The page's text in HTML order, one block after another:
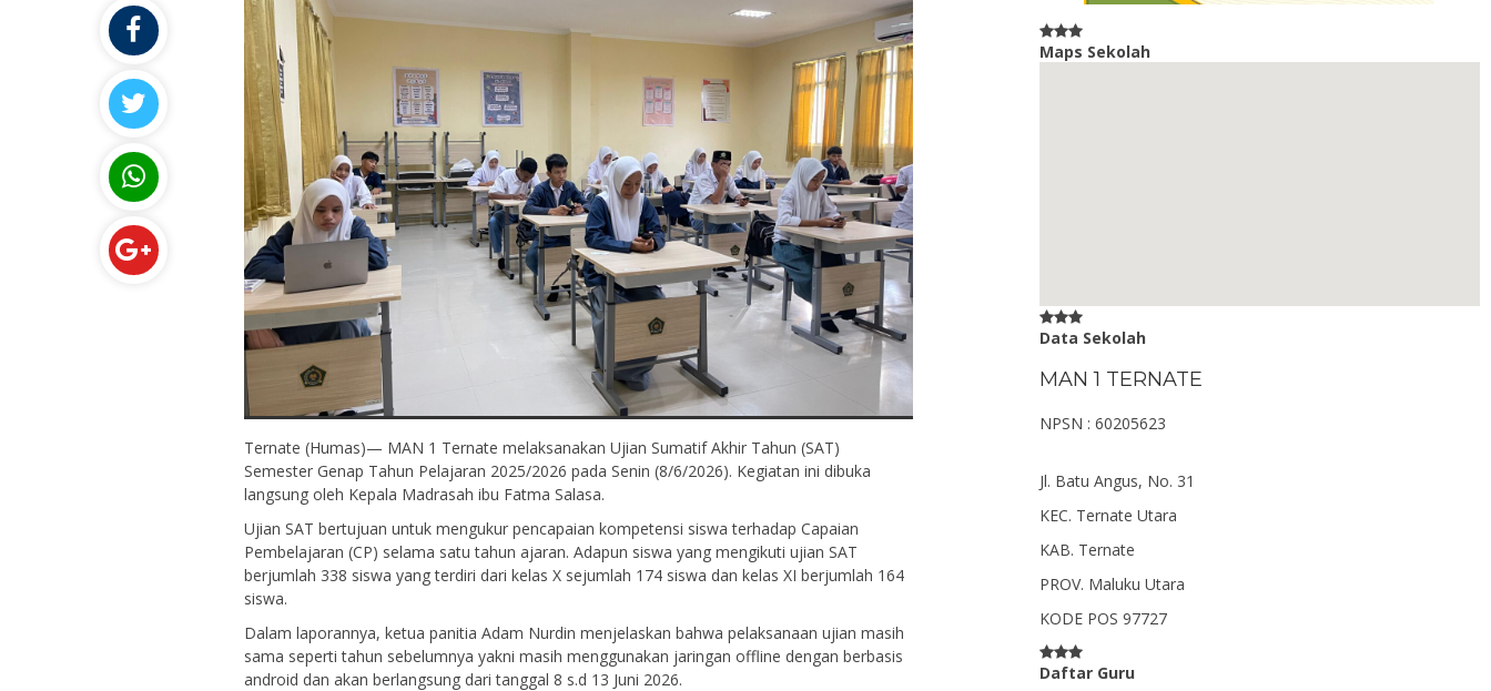
Ternate (Humas)— MAN 1 Ternate melaksanakan Ujian Sumatif Akhir Tahun (SAT)
Semester Genap Tahun Pelajaran 2025/2026 pada Senin (8/6/2026). Kegiatan ini dibuka
langsung oleh Kepala Madrasah ibu Fatma Salasa.
Ujian SAT bertujuan untuk mengukur pencapaian kompetensi siswa terhadap Capaian
Pembelajaran (CP) selama satu tahun ajaran. Adapun siswa yang mengikuti ujian SAT
berjumlah 338 siswa yang terdiri dari kelas X sejumlah 174 siswa dan kelas XI berjumlah 164
siswa.
Dalam laporannya, ketua panitia Adam Nurdin menjelaskan bahwa pelaksanaan ujian masih
sama seperti tahun sebelumnya yakni masih menggunakan jaringan offline dengan berbasis
android dan akan berlangsung dari tanggal 8 s.d 13 Juni 2026.
Maps Sekolah
Data Sekolah
MAN 1 TERNATE
NPSN : 60205623
Jl. Batu Angus, No. 31
KEC. Ternate Utara
KAB. Ternate
PROV. Maluku Utara
KODE POS 97727
Daftar Guru